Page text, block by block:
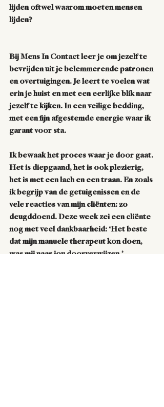
lijden oftwel waarom moeten mensen
lijden?
Bij Mens In Contact leer je om jezelf te
bevrijden uit je belemmerende patronen
en overtuigingen. Je leert te voelen wat
erin je huist en met een eerlijke blik naar
jezelf te kijken. In een veilige bedding,
met een fijn afgestemde energie waar ik
garant voor sta.
Ik bewaak het proces waar je door gaat.
Het is diepgaand, het is ook plezierig,
het is met een lach en een traan. En zoals
ik begrijp van de getuigenissen en de
vele reacties van mijn cliënten: zo
deugddoend. Deze week zei een cliënte
nog met veel dankbaarheid: ‘Het beste
dat mijn manuele therapeut kon doen,
was mij naar jou doorverwijzen.’